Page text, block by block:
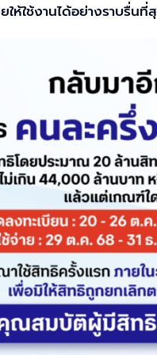
ห้ใช้งานได้อย่างราบรื่นที่